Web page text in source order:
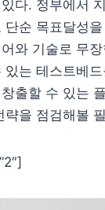
다. 정부에서
단순 목표달성
와 기술로 무
있는 테스트베
출할 수 있는
략을 점검해볼